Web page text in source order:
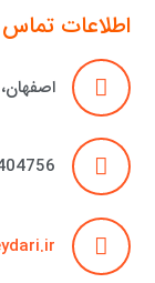
اطلاعات تماس